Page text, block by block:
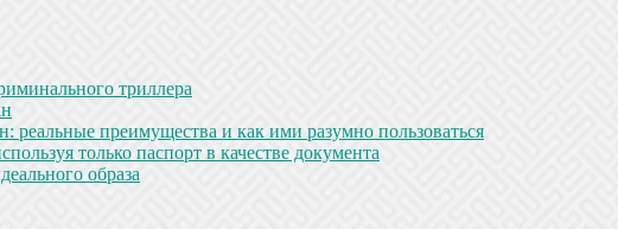
триллера
преимущества и как ими разумно пользоваться
только паспорт в качестве документа
образа